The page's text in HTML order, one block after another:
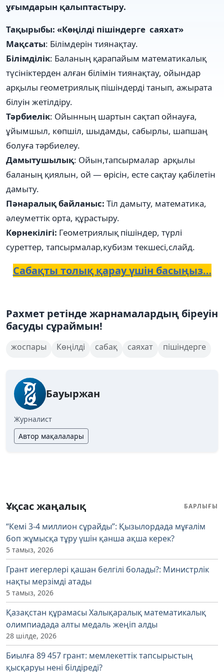
ұғымдарын қалыптастыру.
Тақырыбы: «Көңілді пішіндерге саяхат»
Мақсаты: Білімдерін тиянақтау.
Білімділік: Баланың қарапайым математикалық
түсініктерден алған білімін тиянақтау, ойындар
арқылы геометриялық пішіндерді танып, ажырата
білуін жетілдіру.
Тәрбиелік: Ойынның шартын сақтап ойнауға,
ұйымшыл, көпшіл, шыдамды, сабырлы, шапшаң
болуға тәрбиелеу.
Дамытушылық: Ойын,тапсырмалар арқылы
баланың қиялын, ой — өрісін, есте сақтау қабілетін
дамыту.
Пәнаралықбайланыс: Тіл дамыту, математика,
әлеуметтік орта, құрастыру.
Көрнекілігі: Геометриялық пішіндер, түрлі
суреттер, тапсырмалар,кубизм текшесі,слайд.
Сабақты толық қарау үшін басыңыз…
Рахмет ретінде жарнамалардың біреуін
басуды сұраймын!
жоспары Көңілді сабақ саяхат пішіндерге
Бауыржан
Журналист
Автор мақалалары
Ұқсас жаңалық БАРЛЫҒЫ
“Кемі 3-4 миллион сұрайды”: Қызылордада мұғалім
боп жұмысқа тұру үшін қанша ақша керек?
5 тамыз, 2026
Грант иегерлері қашан белгілі болады?: Министрлік
нақты мерзімді атады
5 тамыз, 2026
Қазақстан құрамасы Халықаралық математикалық
олимпиадада алты медаль жеңіп алды
28 шілде, 2026
Биылға 89 457 грант: мемлекеттік тапсырыстың
қысқаруы нені білдіреді?